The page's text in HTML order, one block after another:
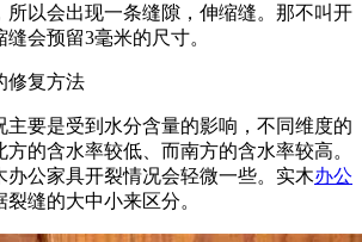
以会出现一条缝隙，伸缩缝。那不叫开
会预留3毫米的尺寸。
修复方法
要是受到水分含量的影响，不同维度的
方的含水率较低、而南方的含水率较高。
公家具开裂情况会轻微一些。实木办公
缝的大中小来区分。